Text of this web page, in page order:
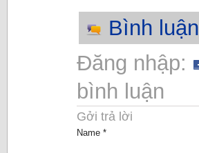
Bình luận
Đăng nhập:
bình luận
Gởi trả lời
Name *